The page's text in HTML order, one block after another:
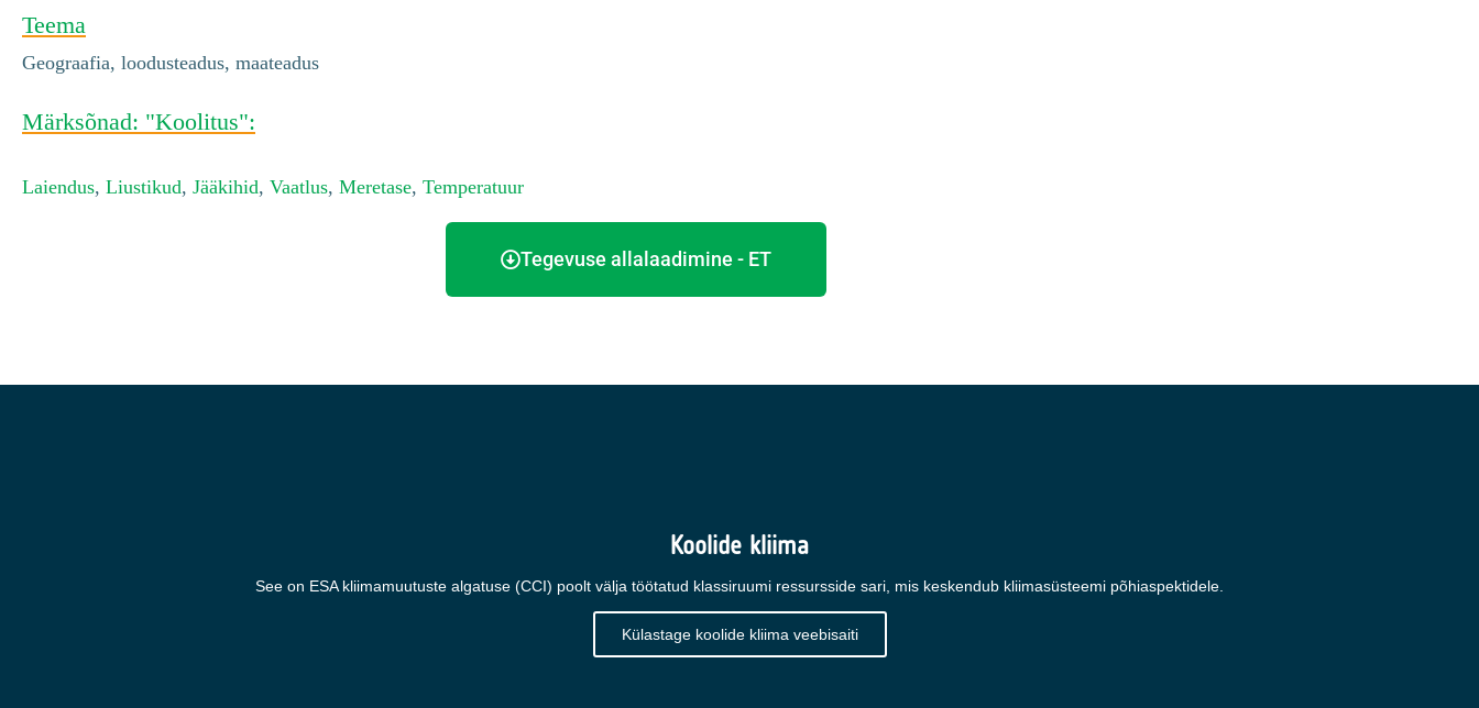
Teema
Geograafia, loodusteadus, maateadus
Märksõnad: "Koolitus":
Laiendus, Liustikud, Jääkihid, Vaatlus, Meretase, Temperatuur
Tegevuse allalaadimine - ET
Koolide kliima
See on ESA kliimamuutuste algatuse (CCI) poolt välja töötatud klassiruumi ressursside sari, mis keskendub kliimasüsteemi põhiaspektidele.
Külastage koolide kliima veebisaiti